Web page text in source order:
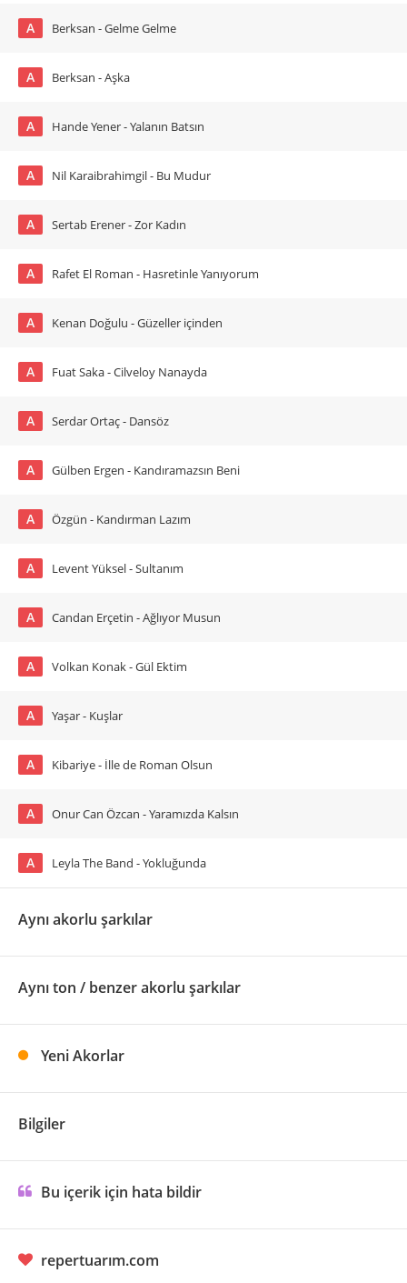
A Berksan - Gelme Gelme
A Berksan - Aşka
A Hande Yener - Yalanın Batsın
A Nil Karaibrahimgil - Bu Mudur
A Sertab Erener - Zor Kadın
A Rafet El Roman - Hasretinle Yanıyorum
A Kenan Doğulu - Güzeller içinden
A Fuat Saka - Cilveloy Nanayda
A Serdar Ortaç - Dansöz
A Gülben Ergen - Kandıramazsın Beni
A Özgün - Kandırman Lazım
A Levent Yüksel - Sultanım
A Candan Erçetin - Ağlıyor Musun
A Volkan Konak - Gül Ektim
A Yaşar - Kuşlar
A Kibariye - İlle de Roman Olsun
A Onur Can Özcan - Yaramızda Kalsın
A Leyla The Band - Yokluğunda
Aynı akorlu şarkılar
Aynı ton / benzer akorlu şarkılar
Yeni Akorlar
Bilgiler
Bu içerik için hata bildir
repertuarım.com